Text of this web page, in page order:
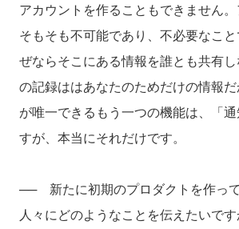
アカウントを作ることもできません
そもそも不可能であり、不必要なこ
ぜならそこにある情報を誰とも共有
の記録ははあなたのためだけの情報
が唯一できるもう一つの機能は、「
すが、本当にそれだけです。
── 新たに初期のプロダクトを作っ
人々にどのようなことを伝えたいです